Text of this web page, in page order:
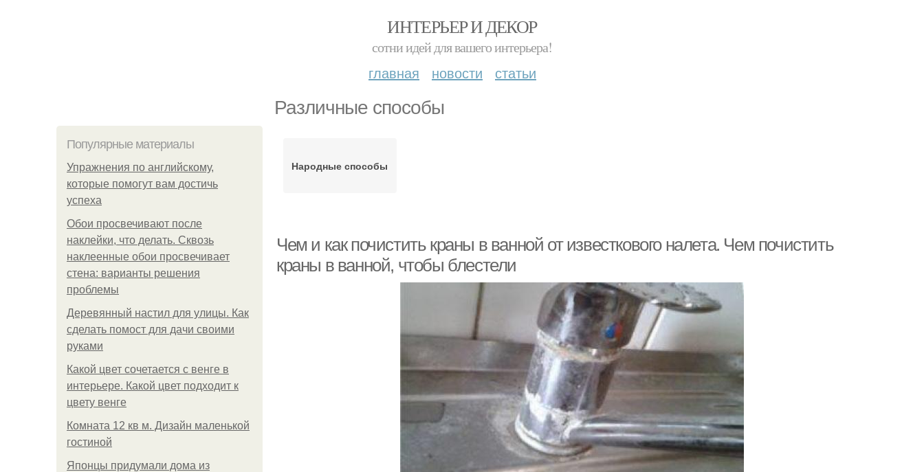
ИНТЕРЬЕР И ДЕКОР
сотни идей для вашего интерьера!
главная новости статьи
Различные способы
Популярные материалы
Упражнения по английскому,
которые помогут вам достичь
успеха
Обои просвечивают после
наклейки, что делать. Сквозь
наклеенные обои просвечивает
стена: варианты решения
проблемы
Деревянный настил для улицы. Как
сделать помост для дачи своими
руками
Какой цвет сочетается с венге в
интерьере. Какой цвет подходит к
цвету венге
Комната 12 кв м. Дизайн маленькой
гостиной
Японцы придумали дома из
Народные способы
Чем и как почистить краны в ванной от известкового налета. Чем почистить
краны в ванной, чтобы блестели